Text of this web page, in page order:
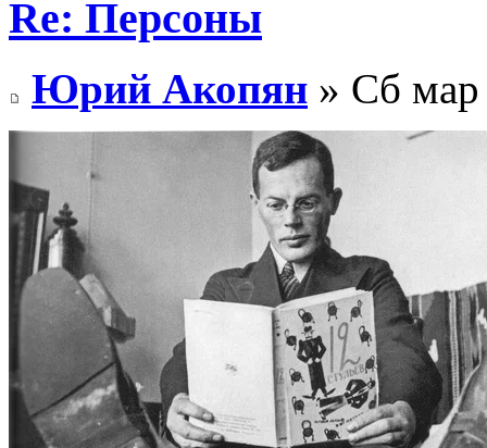
Re: Персоны
Юрий Акопян » Сб мар